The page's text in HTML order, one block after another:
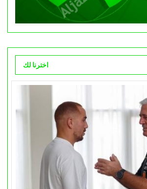
اخترنا لك